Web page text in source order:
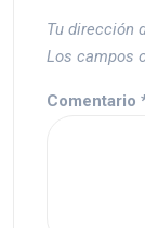
Tu dirección
Los campos
Comentario